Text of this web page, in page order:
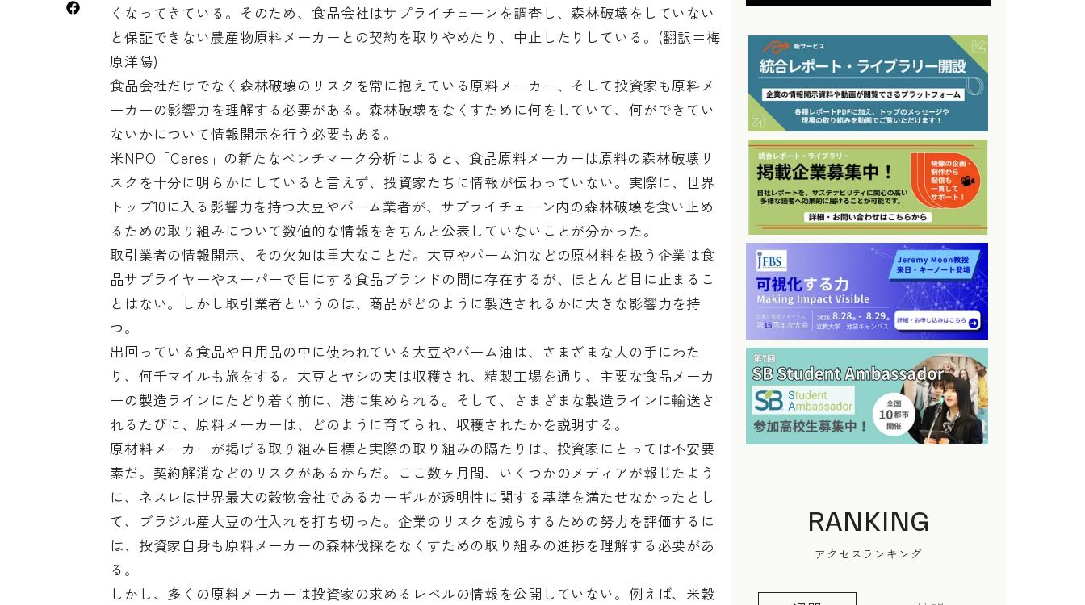
くなってきている。そのため、食品会社はサプライチェーンを調査し、森林破壊をしていない
と保証できない農産物原料メーカーとの契約を取りやめたり、中止したりしている。(翻訳＝梅
原洋陽)
食品会社だけでなく森林破壊のリスクを常に抱えている原料メーカー、そして投資家も原料メ
ーカーの影響力を理解する必要がある。森林破壊をなくすために何をしていて、何ができてい
ないかについて情報開示を行う必要もある。
米NPO「Ceres」の新たなベンチマーク分析によると、食品原料メーカーは原料の森林破壊リ
スクを十分に明らかにしていると言えず、投資家たちに情報が伝わっていない。実際に、世界
トップ10に入る影響力を持つ大豆やパーム業者が、サプライチェーン内の森林破壊を食い止め
るための取り組みについて数値的な情報をきちんと公表していないことが分かった。
取引業者の情報開示、その欠如は重大なことだ。大豆やパーム油などの原材料を扱う企業は食
品サプライヤーやスーパーで目にする食品ブランドの間に存在するが、ほとんど目に止まるこ
とはない。しかし取引業者というのは、商品がどのように製造されるかに大きな影響力を持
つ。
出回っている食品や日用品の中に使われている大豆やパーム油は、さまざまな人の手にわた
り、何千マイルも旅をする。大豆とヤシの実は収穫され、精製工場を通り、主要な食品メーカ
ーの製造ラインにたどり着く前に、港に集められる。そして、さまざまな製造ラインに輸送さ
れるたびに、原料メーカーは、どのように育てられ、収穫されたかを説明する。
原材料メーカーが掲げる取り組み目標と実際の取り組みの隔たりは、投資家にとっては不安要
素だ。契約解消などのリスクがあるからだ。ここ数ヶ月間、いくつかのメディアが報じたよう
に、ネスレは世界最大の穀物会社であるカーギルが透明性に関する基準を満たせなかったとし
て、ブラジル産大豆の仕入れを打ち切った。企業のリスクを減らするための努力を評価するに
は、投資家自身も原料メーカーの森林伐採をなくすための取り組みの進捗を理解する必要があ
る。
しかし、多くの原料メーカーは投資家の求めるレベルの情報を公開していない。例えば、米穀
RANKING
アクセスランキング